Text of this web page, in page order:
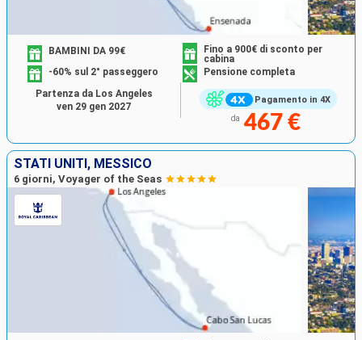
Pagamento in 4X
BAMBINI DA 99€
Fino a 900€ di sconto per
cabina
-60% sul 2° passeggero
Pensione completa
da 467 €
Partenza da Los Angeles
ven 29 gen 2027
STATI UNITI, MESSICO
6 giorni, Voyager of the Seas